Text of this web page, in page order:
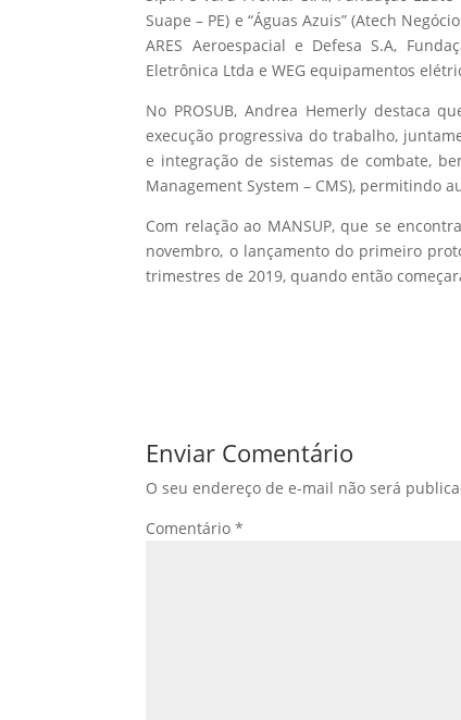
Suape – PE) e “Águas Azuis” (Atech
ARES Aeroespacial e Defesa S.A,
Eletrônica Ltda e WEG equipamentos
No PROSUB, Andrea Hemerly destaca
execução progressiva do trabalho,
e integração de sistemas de combate,
Management System – CMS), permitindo
Com relação ao MANSUP, que se
novembro, o lançamento do primeiro
trimestres de 2019, quando então
Enviar Comentário
O seu endereço de e-mail não será
Comentário*